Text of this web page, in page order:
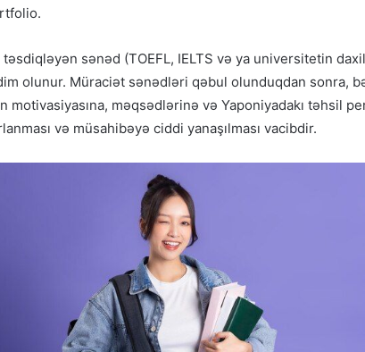
sənəd (TOEFL, IELTS və ya universitetin
olunur. Müraciət sənədləri qəbul olunduqdan sonra,
məqsədlərinə və Yaponiyadakı təhsil
və müsahibəyə ciddi yanaşılması vacibdir.